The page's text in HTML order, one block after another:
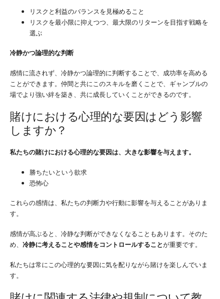
リスクと利益のバランスを見極めること
リスクを最小限に抑えつつ、最大限のリターンを目指す戦略を
選ぶ
冷静かつ論理的な判断
感情に流されず、冷静かつ論理的に判断することで、成功率を高める
ことができます。仲間と共にこのスキルを磨くことで、ギャンブルの
場でより強い絆を築き、共に成長していくことができるのです。
賭けにおける心理的な要因はどう影響
しますか？
私たちの賭けにおける心理的な要因は、大きな影響を与えます。
勝ちたいという欲求
恐怖心
これらの感情は、私たちの判断力や行動に影響を与えることがありま
す。
感情が高ぶると、冷静な判断ができなくなることもあります。そのた
め、 冷静に考えることや感情をコントロールすることが重要です。
私たちは常にこの心理的な要因に気を配りながら賭けを楽しんでいま
す。